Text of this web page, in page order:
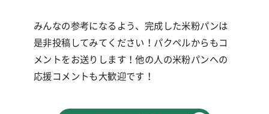
みんなの参考になるよう、完成した米粉パンは
是非投稿してみてください！パクペルからもコ
メントをお送りします！他の人の米粉パンへの
応援コメントも大歓迎です！